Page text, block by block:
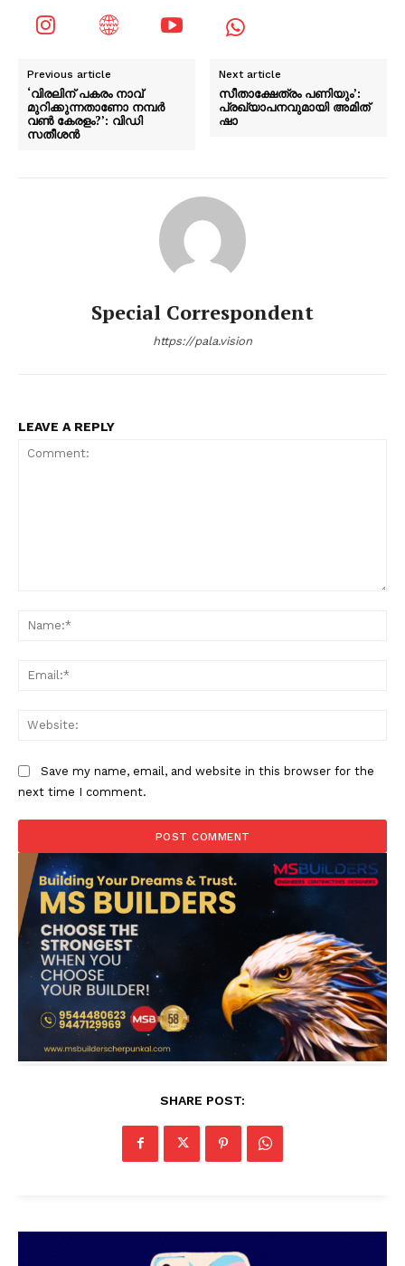
Previous article
‘വിരലിന് പകരം നാവ്
മുറിക്കുന്നതാണോ നമ്പർ
വൺ കേരളം?’: വിഡി
സതീശൻ
Next article
സീതാക്ഷേത്രം പണിയും’:
പ്രഖ്യാപനവുമായി അമിത്
ഷാ
Special Correspondent
https://pala.vision
LEAVE A REPLY
Save my name, email, and website in this browser for the
next time I comment.
SHARE POST: